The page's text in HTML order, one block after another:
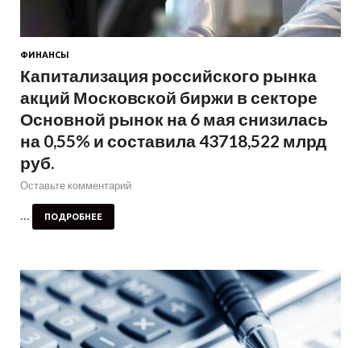
ФИНАНСЫ
Капитализация российского рынка
акций Московской биржи в секторе
Основной рынок на 6 мая снизилась
на 0,55% и составила 43718,522 млрд
руб.
Оставьте комментарий
… ПОДРОБНЕЕ